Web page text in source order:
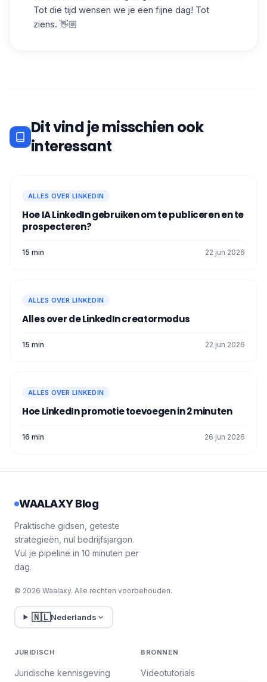
Tot die tijd wensen we je een fijne dag! Tot
ziens. 👋🏼
Dit vind je misschien ook
interessant
ALLES OVER LINKEDIN
Hoe IA LinkedIn gebruiken om te publiceren en te
prospecteren?
15 min 22 jun 2026
ALLES OVER LINKEDIN
Alles over de LinkedIn creatormodus
15 min 22 jun 2026
ALLES OVER LINKEDIN
Hoe LinkedIn promotie toevoegen in 2 minuten
16 min 26 jun 2026
WAALAXY Blog
Praktische gidsen, geteste
strategieën, nul bedrijfsjargon.
Vul je pipeline in 10 minuten per
dag.
© 2026 Waalaxy. Alle rechten voorbehouden.
🇳🇱Nederlands
JURIDISCH
Juridische kennisgeving
BRONNEN
Videotutorials